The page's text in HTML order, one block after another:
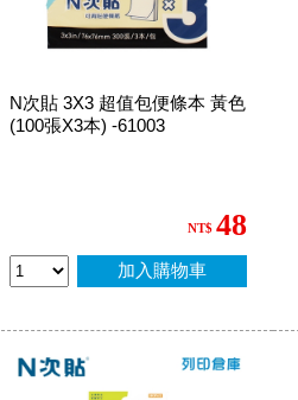
N次貼 3X3 超值包便條本 黃色
(100張X3本) -61003
NT$ 48
加入購物車